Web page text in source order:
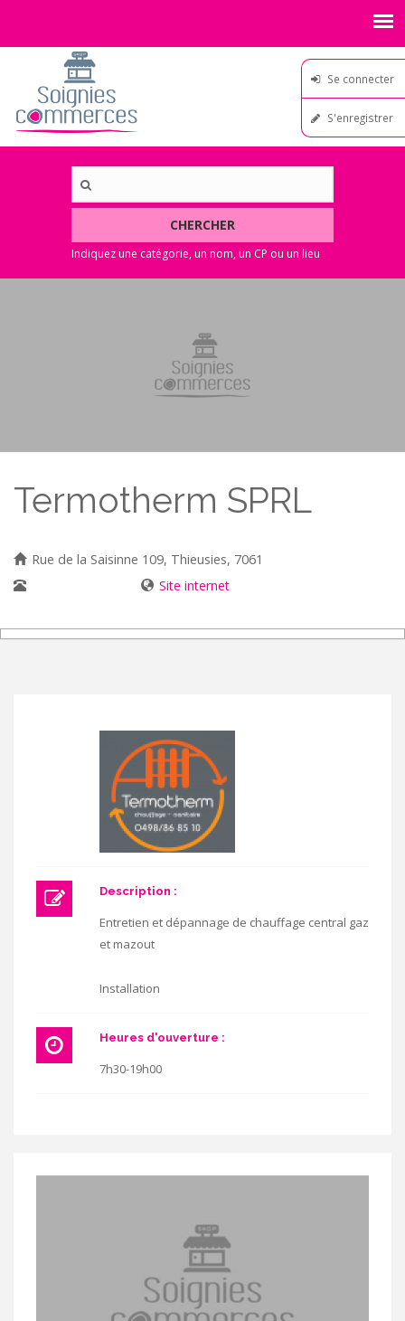
Se connecter
S'enregistrer
CHERCHER
Termotherm SPRL
Rue de la Saisinne 109, Thieusies, 7061
Site internet
Description :
Entretien et dépannage de chauffage central gaz
et mazout
Installation
Heures d'ouverture :
7h30-19h00